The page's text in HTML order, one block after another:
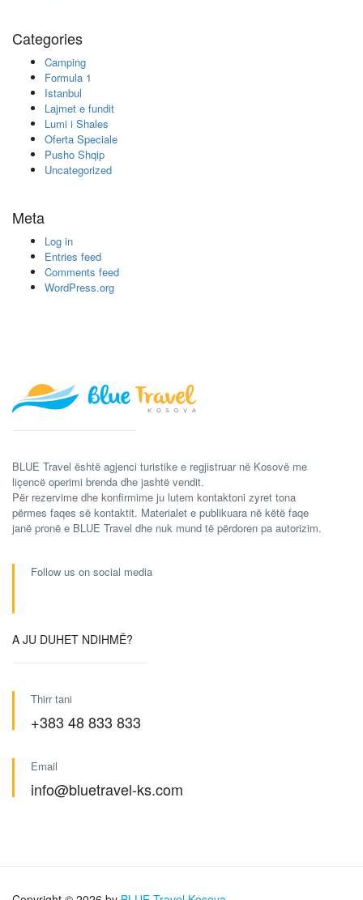
Categories
Camping
Formula 1
Istanbul
Lajmet e fundit
Lumi i Shales
Oferta Speciale
Pusho Shqip
Uncategorized
Meta
Log in
Entries feed
Comments feed
WordPress.org
BLUE Travel është agjenci turistike e regjistruar në Kosovë me
liçencë operimi brenda dhe jashtë vendit.
Për rezervime dhe konfirmime ju lutem kontaktoni zyret tona
përmes faqes së kontaktit. Materialet e publikuara në këtë faqe
janë pronë e BLUE Travel dhe nuk mund të përdoren pa autorizim.
Follow us on social media
A JU DUHET NDIHMË?
Thirr tani
+383 48 833 833
Email
info@bluetravel-ks.com